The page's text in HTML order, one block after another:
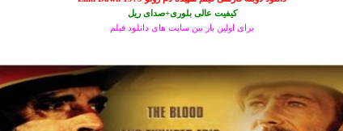
کیفیت عالی بلوری+صدای ریل
برای اولین بار بین سایت های دانلود فیلم